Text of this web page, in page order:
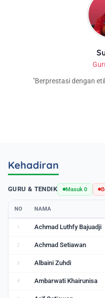
Berprestasi dengan
Kehadiran
GURU & TENDIK Masuk 0
NO NAMA
1 Achmad Luthfy Bajuadji
2 Achmad Setiawan
3 Albaini Zuhdi
4 Ambarwati Khairunisa